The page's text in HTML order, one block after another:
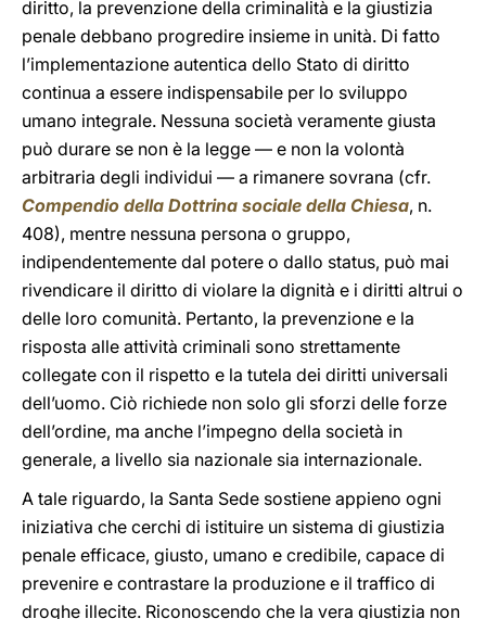
diritto, la prevenzione della criminalità e la giustizia
penale debbano progredire insieme in unità. Di fatto
l’implementazione autentica dello Stato di diritto
continua a essere indispensabile per lo sviluppo
umano integrale. Nessuna società veramente giusta
può durare se non è la legge — e non la volontà
arbitraria degli individui — a rimanere sovrana (cfr.
Compendio della Dottrina sociale della Chiesa, n.
408), mentre nessuna persona o gruppo,
indipendentemente dal potere o dallo status, può mai
rivendicare il diritto di violare la dignità e i diritti altrui o
delle loro comunità. Pertanto, la prevenzione e la
risposta alle attività criminali sono strettamente
collegate con il rispetto e la tutela dei diritti universali
dell’uomo. Ciò richiede non solo gli sforzi delle forze
dell’ordine, ma anche l’impegno della società in
generale, a livello sia nazionale sia internazionale.
A tale riguardo, la Santa Sede sostiene appieno ogni
iniziativa che cerchi di istituire un sistema di giustizia
penale efficace, giusto, umano e credibile, capace di
prevenire e contrastare la produzione e il traffico di
droghe illecite. Riconoscendo che la vera giustizia non